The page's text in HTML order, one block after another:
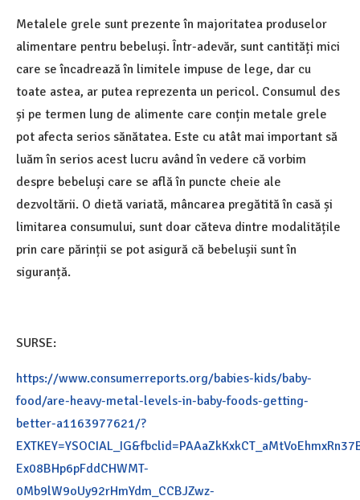
Metalele grele sunt prezente în majoritatea produselor
alimentare pentru bebeluși. Într-adevăr, sunt cantități mici
care se încadrează în limitele impuse de lege, dar cu
toate astea, ar putea reprezenta un pericol. Consumul des
și pe termen lung de alimente care conțin metale grele
pot afecta serios sănătatea. Este cu atât mai important să
luăm în serios acest lucru având în vedere că vorbim
despre bebeluși care se află în puncte cheie ale
dezvoltării. O dietă variată, mâncarea pregătită în casă și
limitarea consumului, sunt doar căteva dintre modalitățile
prin care părinții se pot asigură că bebelușii sunt în
siguranță.
SURSE:
https://www.consumerreports.org/babies-kids/baby-
food/are-heavy-metal-levels-in-baby-foods-getting-
better-a1163977621/?
Ex08BHp6pFddCHWMT-
0Mb9lW9oUy92rHmYdm_CCBJZwz-